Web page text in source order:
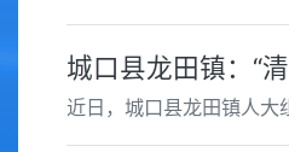
城口县龙田镇：“
近日，城口县龙田镇人大